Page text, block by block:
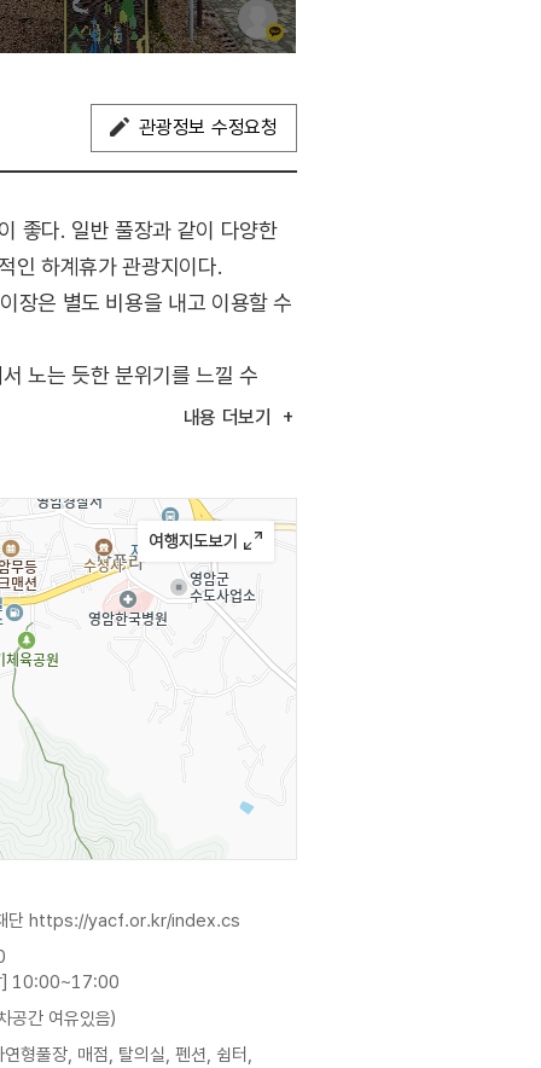
관광정보 수정요청
좋다. 일반 풀장과 같이 다양한
인 하계휴가 관광지이다.
장은 별도 비용을 내고 이용할 수
노는 듯한 분위기를 느낄 수
다면 돗자리만 챙겨서 주변의
내용 더보기
단 https://yacf.or.kr/index.cs
] 10:00~17:00
공간 여유있음)
형풀장, 매점, 탈의실, 펜션, 쉼터,